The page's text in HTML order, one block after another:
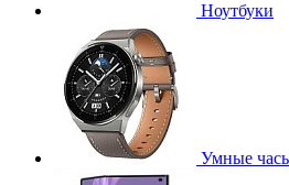
Ноутбуки
Умные